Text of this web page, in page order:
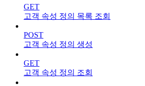
GET
고객 속성 정의 목록 조회
POST
고객 속성 정의 생성
GET
고객 속성 정의 조회